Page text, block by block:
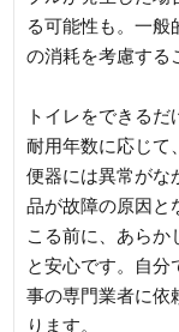
る可能性も。一般
の消耗を考慮する
トイレをできる
耐用年数に応じて
便器には異常がな
品が故障の原因と
こる前に、あらか
と安心です。自分
事の専門業者に依
ります。